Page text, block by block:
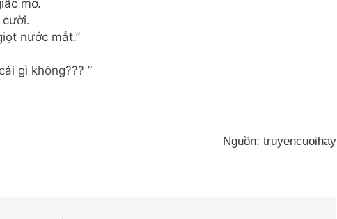
mơ.
cười.
nước mắt.”
gì không??? ”
Nguồn: truyencuoihay